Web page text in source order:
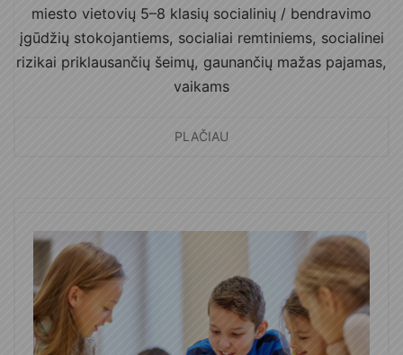
miesto vietovių 5–8 klasių socialinių / bendravimo
įgūdžių stokojantiems, socialiai remtiniems, socialinei
rizikai priklausančių šeimų, gaunančių mažas pajamas,
vaikams
PLAČIAU